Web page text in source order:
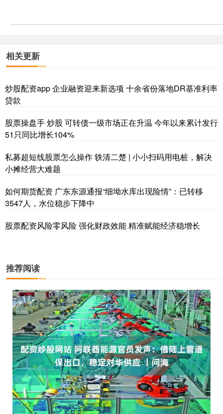
相关更新
炒股配资app 企业融资迎来新选项 十余省份落地DR基准利率
贷款
股票操盘手 炒股 可转债一级市场正在升温 今年以来累计发行
51只同比增长104%
私募超短线股票怎么操作 轶清二楚 | 小小扫码用电桩，解决
小摊经营大难题
如何期货配资 广东东源通报“细坳水库出现险情”：已转移
3547人，水位稳步下降中
股票配资风险零风险 强化财政效能 精准赋能经济稳增长
推荐阅读